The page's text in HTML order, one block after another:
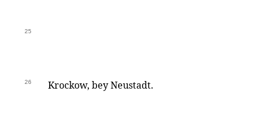
25
26 Krockow, bey Neustadt.